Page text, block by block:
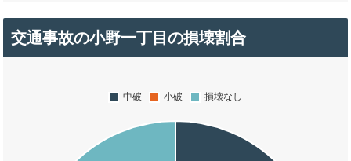
交通事故の小野一丁目の損壊割合